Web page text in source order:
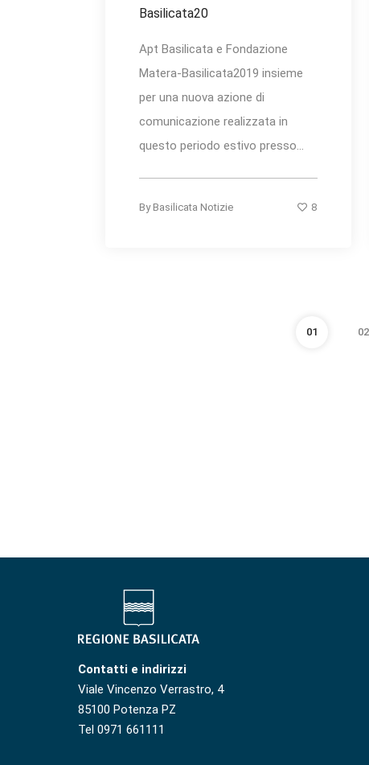
Basilicata20
Apt Basilicata e Fondazione
Matera-Basilicata2019 insieme
per una nuova azione di
comunicazione realizzata in
questo periodo estivo presso...
By Basilicata Notizie 8
01 02
Contatti e indirizzi
Viale Vincenzo Verrastro, 4
85100 Potenza PZ
Tel 0971 661111